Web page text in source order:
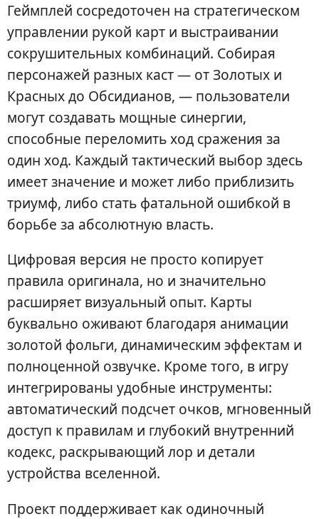
Геймплей сосредоточен на стратегическом
управлении рукой карт и выстраивании
сокрушительных комбинаций. Собирая
персонажей разных каст — от Золотых и
Красных до Обсидианов, — пользователи
могут создавать мощные синергии,
способные переломить ход сражения за
один ход. Каждый тактический выбор здесь
имеет значение и может либо приблизить
триумф, либо стать фатальной ошибкой в
борьбе за абсолютную власть.
Цифровая версия не просто копирует
правила оригинала, но и значительно
расширяет визуальный опыт. Карты
буквально оживают благодаря анимации
золотой фольги, динамическим эффектам и
полноценной озвучке. Кроме того, в игру
интегрированы удобные инструменты:
автоматический подсчет очков, мгновенный
доступ к правилам и глубокий внутренний
кодекс, раскрывающий лор и детали
устройства вселенной.
Проект поддерживает как одиночный